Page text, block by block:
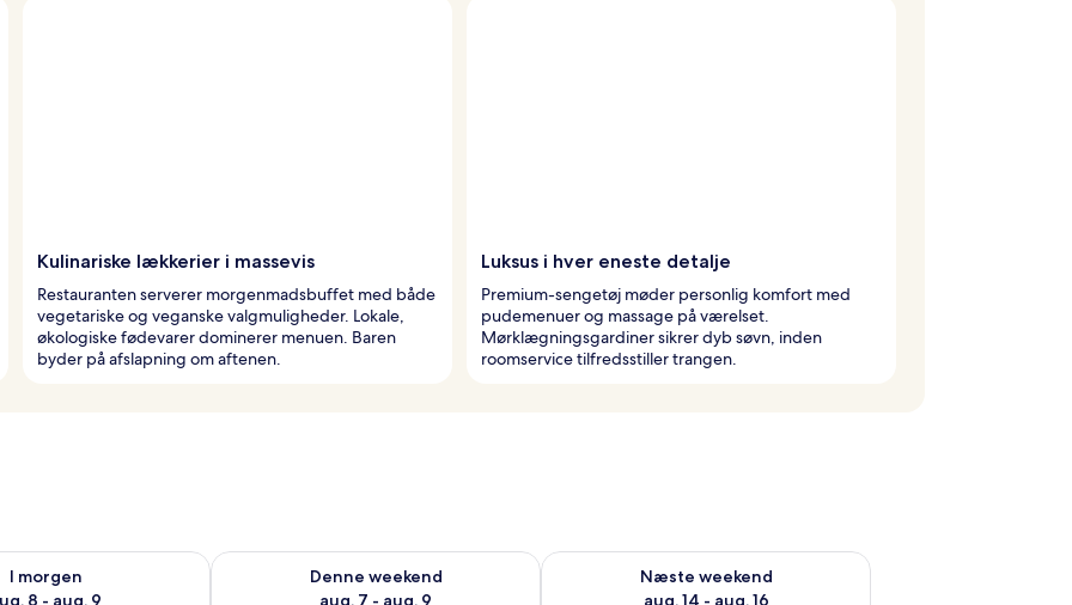
Kulinariske lækkerier i massevis
Restauranten serverer morgenmadsbuffet med både
vegetariske og veganske valgmuligheder. Lokale,
økologiske fødevarer dominerer menuen. Baren
byder på afslapning om aftenen.
Luksus i hver eneste detalje
Premium-sengetøj møder personlig komfort med
pudemenuer og massage på værelset.
Mørklægningsgardiner sikrer dyb søvn, inden
roomservice tilfredsstiller trangen.
I morgen
8 - aug. 9
for i morgen aug. 8 - aug. 9
Denne weekend
aug. 7 - aug. 9
Tjek tilgængelighed for denne weekend aug. 7 - aug. 9
Næste weekend
aug. 14 - aug. 16
Tjek tilgængelighed for næste weekend aug. 14 - aug. 16